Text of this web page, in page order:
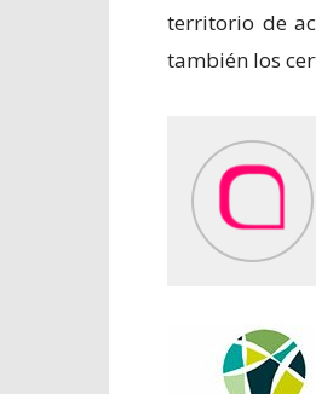
territorio de
también los